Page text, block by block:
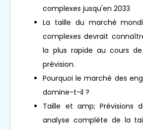
complexes jusqu'en 2033
La taille du marché
complexes devrait
la plus rapide au cours
prévision.
Pourquoi le marché des
domine-t-il ?
Taille et amp; Prévisions
analyse complète de la